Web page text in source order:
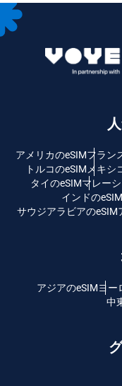
アメリカのeSIMフラン
トルコのeSIM メキシ
タイのeSIMマレー
インドのeSIM
サウジアラビアのeSIM
アジアのeSIMヨー
中